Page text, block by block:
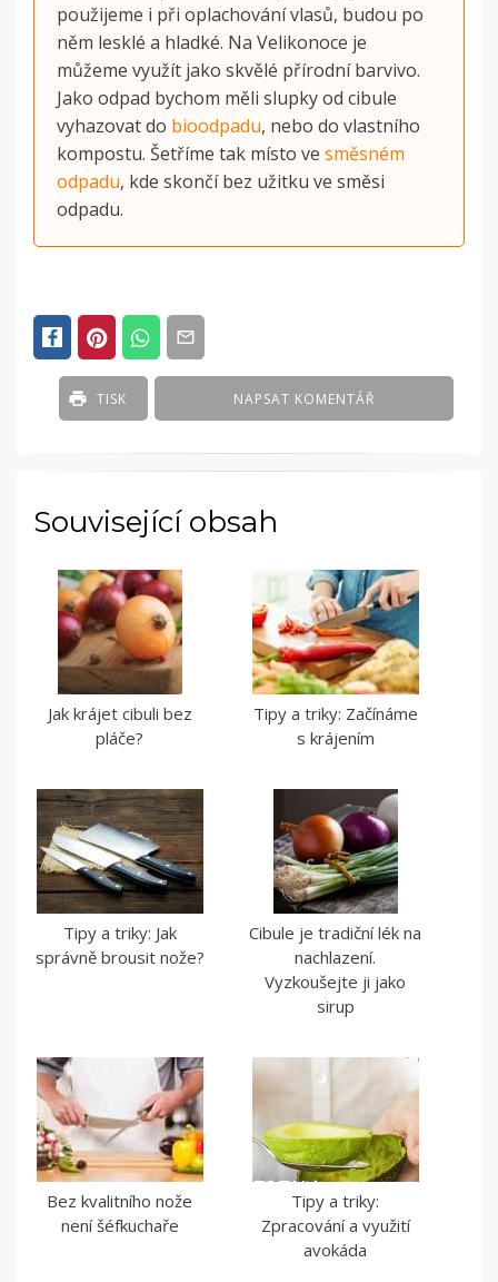
použijeme i při oplachování vlasů, budou po
něm lesklé a hladké. Na Velikonoce je
můžeme využít jako skvělé přírodní barvivo.
Jako odpad bychom měli slupky od cibule
vyhazovat do bioodpadu, nebo do vlastního
kompostu. Šetříme tak místo ve směsném
odpadu, kde skončí bez užitku ve směsi
odpadu.
IN
ČLÁNKY
NAPSAT KOMENTÁŘ
TISK
Související obsah
Jak krájet cibuli bez
pláče?
Tipy a triky: Začínáme
s krájením
Tipy a triky: Jak
správně brousit nože?
Cibule je tradiční lék na
nachlazení.
Vyzkoušejte ji jako
sirup
Bez kvalitního nože
není šéfkuchaře
Tipy a triky:
Zpracování a využití
avokáda